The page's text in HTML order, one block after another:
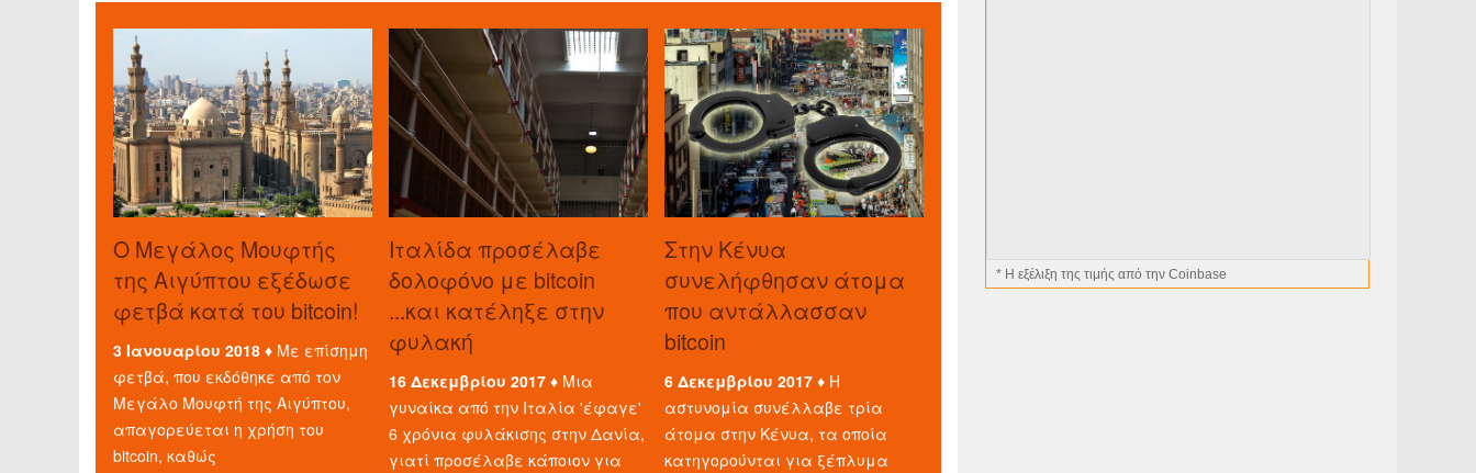
O Μεγάλος Μουφτής
της Αιγύπτου εξέδωσε
φετβά κατά του bitcoin!
3 Ιανουαρίου 2018 ♦ Με επίσημη
φετβά, που εκδόθηκε από τον
Μεγάλο Μουφτή της Αιγύπτου,
απαγορεύεται η χρήση του
bitcoin, καθώς
Ιταλίδα προσέλαβε
δολοφόνο με bitcoin
...και κατέληξε στην
φυλακή
16 Δεκεμβρίου 2017 ♦ Μια
γυναίκα από την Ιταλία 'έφαγε'
6 χρόνια φυλάκισης στην Δανία,
γιατί προσέλαβε κάποιον για
Στην Κένυα
συνελήφθησαν άτομα
που αντάλλασσαν
bitcoin
6 Δεκεμβρίου 2017 ♦ Η
αστυνομία συνέλλαβε τρία
άτομα στην Κένυα, τα οποία
κατηγορούνται για ξέπλυμα
* H εξέλιξη της τιμής από την Coinbase